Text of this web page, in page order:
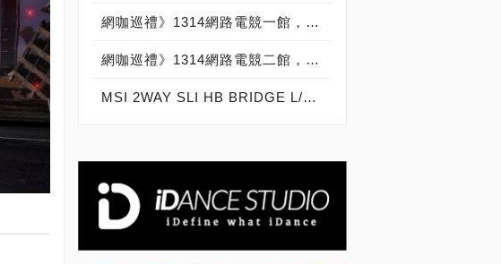
網咖巡禮》1314網路電競一館，技嘉XG認證優質網咖！
網咖巡禮》1314網路電競二館，華碩GeForce GTX 1080超狂台中市電競網咖！
MSI 2WAY SLI HB BRIDGE L/M橋接器實測開箱，雙顯示卡發揮全速效能的神兵利器！